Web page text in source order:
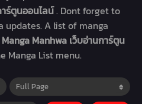
ร์ตูนออนไลน์. Dont forget to
updates. A list of manga
Manhwa เว็บอ่านการ์ตูน
Manga List menu.